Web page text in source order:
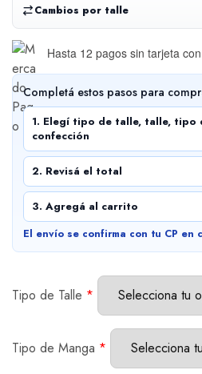
Cambios por talle
Hasta 12 pagos sin tarjeta
Completá estos pasos para
1. Elegí tipo de talle, talle, tipo
confección
2. Revisá el total
3. Agregá al carrito
El envío se confirma con tu CP en
Tipo de Talle *
Tipo de Manga *